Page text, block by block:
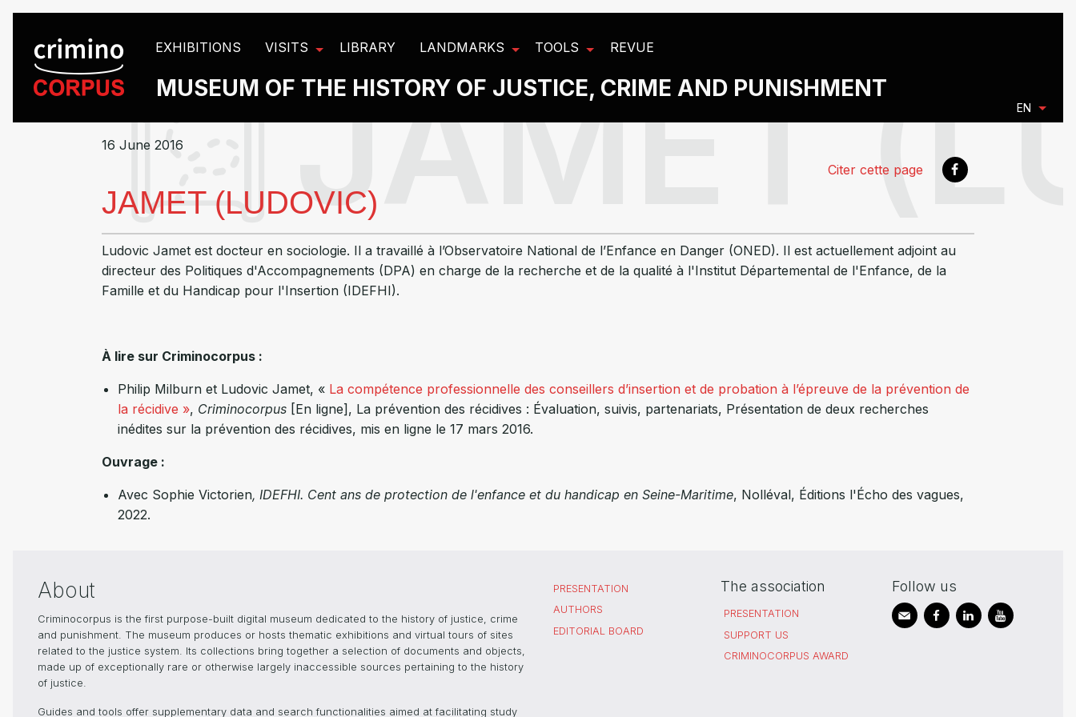
EXHIBITIONS VISITS LIBRARY LANDMARKS TOOLS REVUE
MUSEUM OF THE HISTORY OF JUSTICE, CRIME AND PUNISHMENT
EN
16 June 2016
Citer cette page
JAMET (LUDOVIC)
Ludovic Jamet est docteur en sociologie. Il a travaillé à l’Observatoire National de l’Enfance en Danger (ONED). Il est actuellement adjoint au
directeur des Politiques d'Accompagnements (DPA) en charge de la recherche et de la qualité à l'Institut Départemental de l'Enfance, de la
Famille et du Handicap pour l'Insertion (IDEFHI).
À lire sur Criminocorpus :
Philip Milburnet Ludovic Jamet, «La compétence professionnelle des conseillers d’insertion et de probation à l’épreuve de la prévention de
la récidive », Criminocorpus[En ligne], La prévention des récidives : Évaluation, suivis, partenariats, Présentation de deux recherches
inédites sur la prévention des récidives, mis en ligne le 17 mars 2016.
Ouvrage :
Avec Sophie Victorien, IDEFHI. Cent ans de protection de l'enfance et du handicap en Seine-Maritime, Nolléval, Éditions l'Écho des vagues,
2022.
About
Criminocorpus is the first purpose-built digital museum dedicated to the history of justice, crime
and punishment. The museum produces or hosts thematic exhibitions and virtual tours of sites
related to the justice system. Its collections bring together a selection of documents and objects,
made up of exceptionally rare or otherwise largely inaccessible sources pertaining to the history
of justice.
Guides and tools offer supplementary data and search functionalities aimed at facilitating study
PRESENTATION
AUTHORS
EDITORIAL BOARD
The association
PRESENTATION
SUPPORT US
CRIMINOCORPUS AWARD
Follow us
Cookies management panel